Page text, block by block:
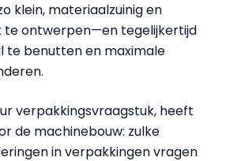
klein, materiaalzuinig en
te ontwerpen—en tegelijkertijd
te benutten en maximale
verpakkingsvraagstuk, heeft
de machinebouw: zulke
in verpakkingen vragen